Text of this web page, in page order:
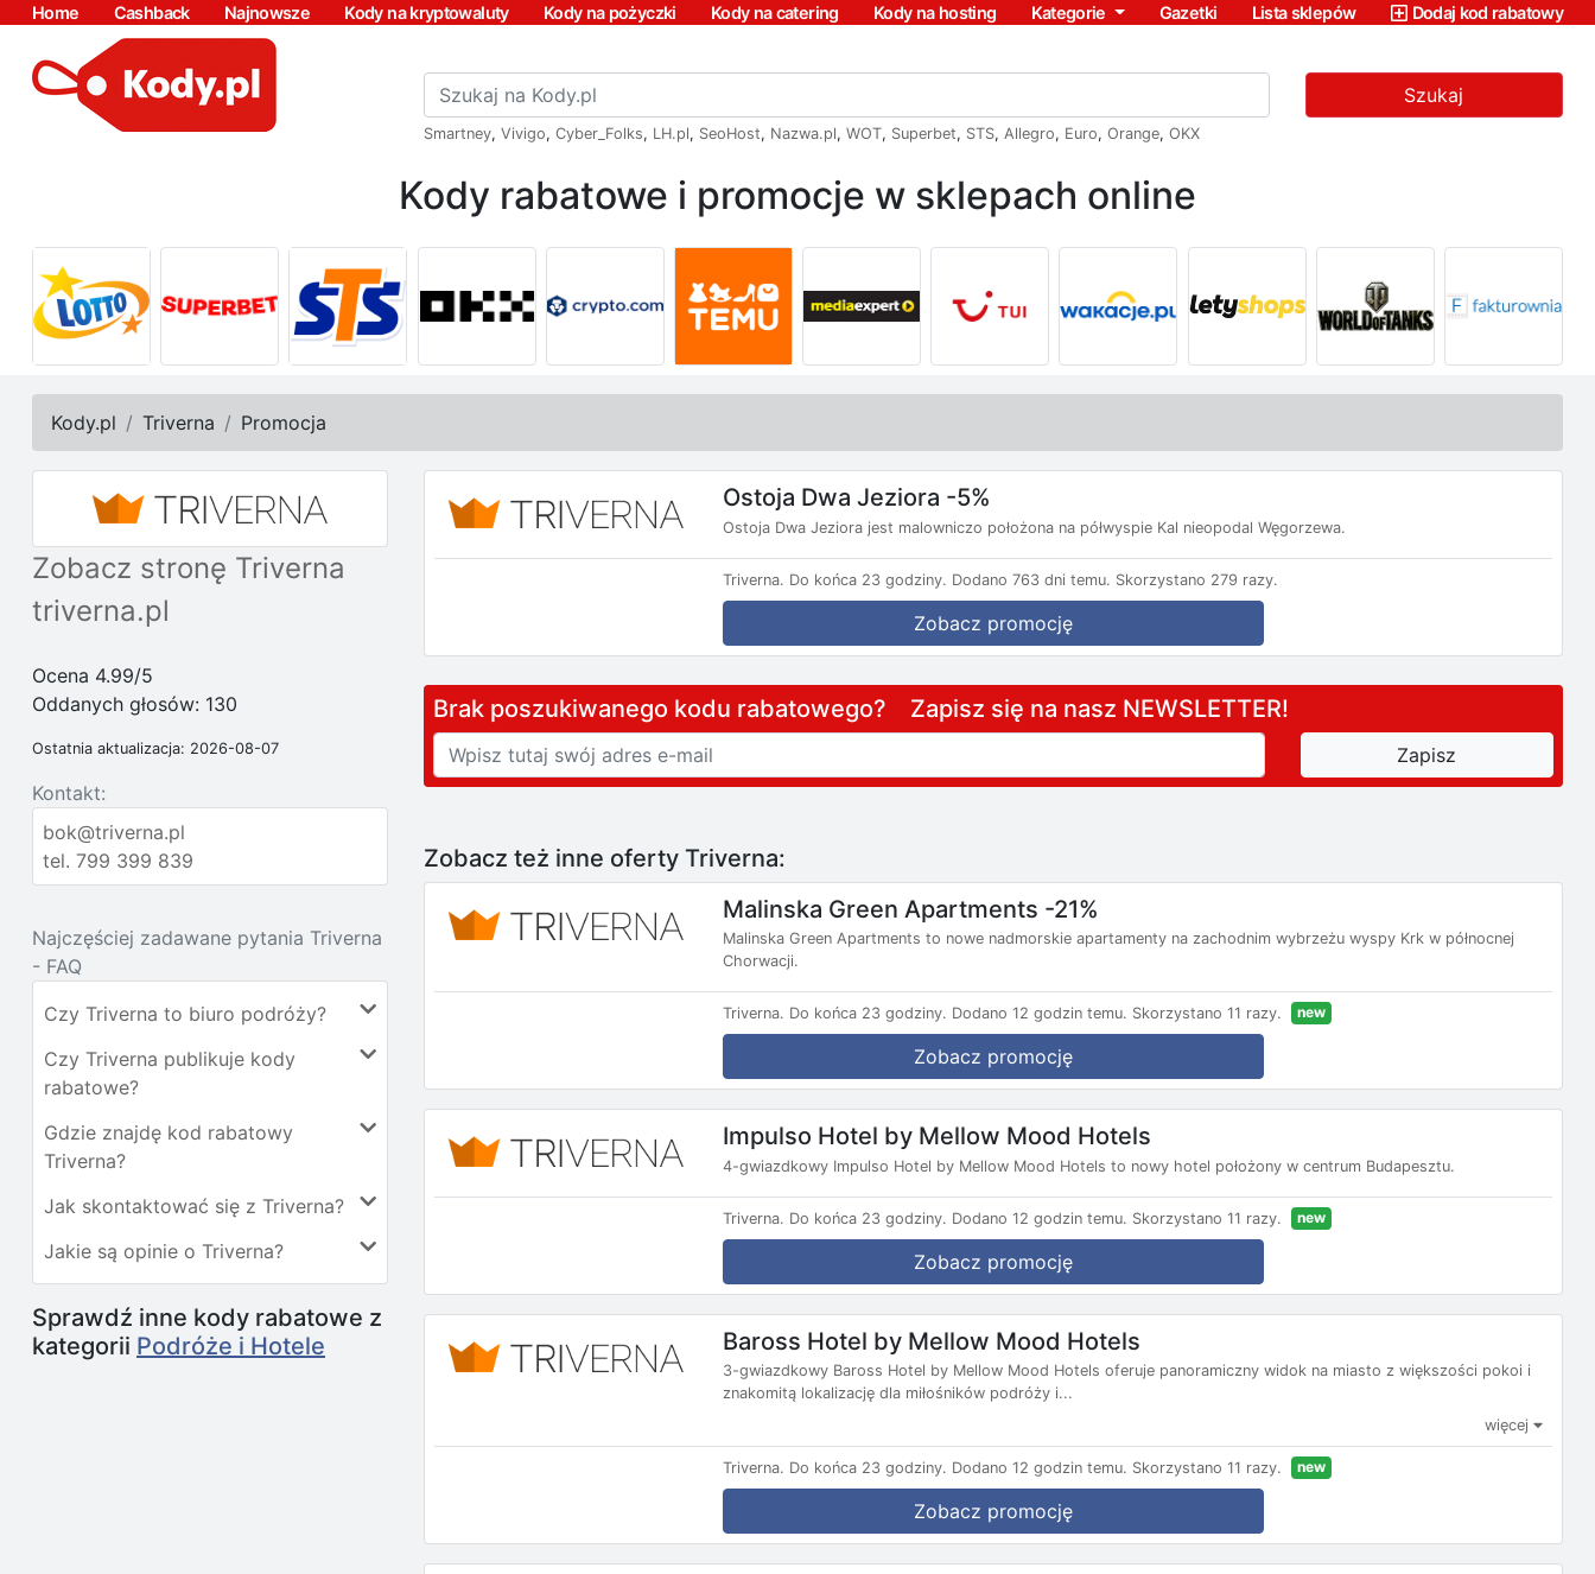
Home Cashback Najnowsze Kody na kryptowaluty Kody na pożyczki Kody na catering Kody na hosting Kategorie Gazetki Lista sklepów Dodaj kod rabatowy
Szukaj
Smartney, Vivigo, Cyber_Folks, LH.pl, SeoHost, Nazwa.pl, WOT, Superbet, STS, Allegro, Euro, Orange, OKX
Kody rabatowe i promocje w sklepach online
Kody.pl Triverna Promocja
Zobacz stronę Triverna
triverna.pl
Ocena 4.99/5
Oddanych głosów: 130
Ostatnia aktualizacja: 2026-08-07
Kontakt:
bok@triverna.pl
tel. 799 399 839
Najczęściej zadawane pytania Triverna
- FAQ
Czy Triverna to biuro podróży?
Czy Triverna publikuje kody
rabatowe?
Gdzie znajdę kod rabatowy
Triverna?
Jak skontaktować się z Triverna?
Jakie są opinie o Triverna?
Sprawdź inne kody rabatowe z
kategorii Podróże i Hotele
Ostoja Dwa Jeziora -5%
Ostoja Dwa Jeziora jest malowniczo położona na półwyspie Kal nieopodal Węgorzewa.
Triverna. Do końca 23 godziny. Dodano 763 dni temu. Skorzystano 279 razy.
Zobacz promocję
Brak poszukiwanego kodu rabatowego? Zapisz się na nasz NEWSLETTER!
Zobacz też inne oferty Triverna:
Malinska Green Apartments -21%
Malinska Green Apartments to nowe nadmorskie apartamenty na zachodnim wybrzeżu wyspy Krk w północnej
Chorwacji.
Triverna. Do końca 23 godziny. Dodano 12 godzin temu. Skorzystano 11 razy. new
Zobacz promocję
Impulso Hotel by Mellow Mood Hotels
4-gwiazdkowy Impulso Hotel by Mellow Mood Hotels to nowy hotel położony w centrum Budapesztu.
Triverna. Do końca 23 godziny. Dodano 12 godzin temu. Skorzystano 11 razy. new
Zobacz promocję
Baross Hotel by Mellow Mood Hotels
3-gwiazdkowy Baross Hotel by Mellow Mood Hotels oferuje panoramiczny widok na miasto z większości pokoi i
znakomitą lokalizację dla miłośników podróży i...
więcej
Triverna. Do końca 23 godziny. Dodano 12 godzin temu. Skorzystano 11 razy. new
Zobacz promocję